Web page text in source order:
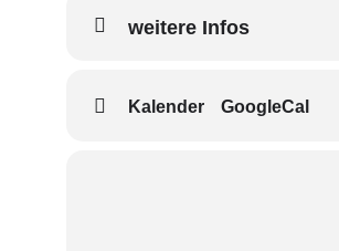
weitere Infos
Kalender GoogleCal